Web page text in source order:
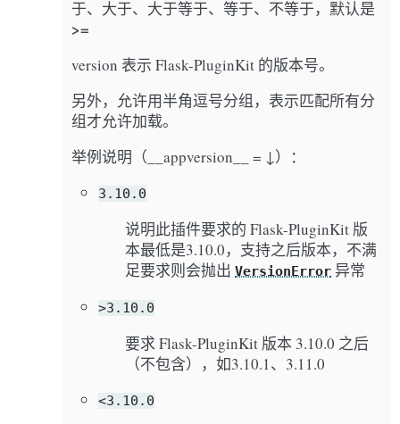
于、大于、大于等于、等于、不等于，默认是
>=
version 表示 Flask-PluginKit 的版本号。
另外，允许用半角逗号分组，表示匹配所有分
组才允许加载。
举例说明（__appversion__ = ↓）：
3.10.0
说明此插件要求的 Flask-PluginKit 版
本最低是3.10.0，支持之后版本，不满
足要求则会抛出 VersionError 异常
>3.10.0
要求 Flask-PluginKit 版本 3.10.0 之后
（不包含），如3.10.1、3.11.0
<3.10.0